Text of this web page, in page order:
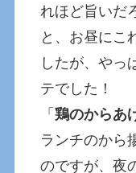
れほど旨いだ
と、お昼にこ
したが、やっ
テでした！
「鶏のからあ
ランチのから
のですが、夜